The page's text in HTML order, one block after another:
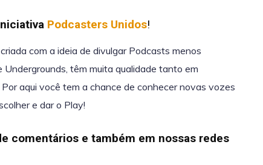
Podcasters Unidos!
com a ideia de divulgar Podcasts menos
Undergrounds, têm muita qualidade tanto em
aqui você tem a chance de conhecer novas vozes
e dar o Play!
comentários e também em nossas redes